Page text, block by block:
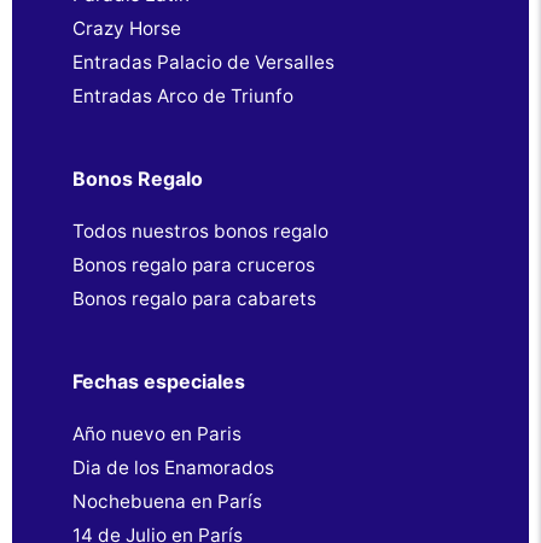
Crazy Horse
Entradas Palacio de Versalles
Entradas Arco de Triunfo
Bonos Regalo
Todos nuestros bonos regalo
Bonos regalo para cruceros
Bonos regalo para cabarets
Fechas especiales
Año nuevo en Paris
Dia de los Enamorados
Nochebuena en París
14 de Julio en París